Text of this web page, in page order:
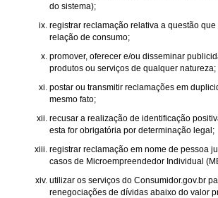
do sistema);
registrar reclamação relativa a questão
relação de consumo;
promover, oferecer e/ou disseminar
produtos ou serviços de qualquer natureza;
postar ou transmitir reclamações em
mesmo fato;
recusar a realização de identificação
esta for obrigatória por determinação legal;
registrar reclamação em nome de pessoa
casos de Microempreendedor Individual
utilizar os serviços do Consumidor.gov.br
renegociações de dívidas abaixo do valor